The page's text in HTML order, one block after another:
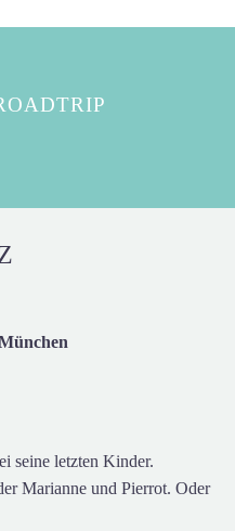
seine letzten Kinder.
Marianne und Pierrot. Oder